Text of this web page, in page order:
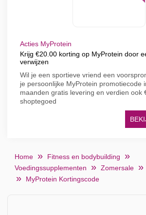
Acties MyProtein
Krijg €20.00 korting op MyProtein door
verwijzen
Wil je een sportieve vriend een
je persoonlijke MyProtein promotiecode
maanden gratis levering en verdien ook
shoptegoed
Home
Fitness en bodybuilding
Voedingssupplementen
Zomersale
MyProtein Kortingscode